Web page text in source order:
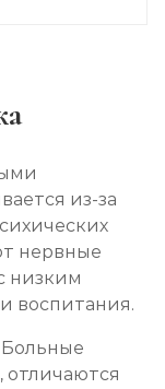
из-за
нервные
низким
воспитания.
Больные
отличаются